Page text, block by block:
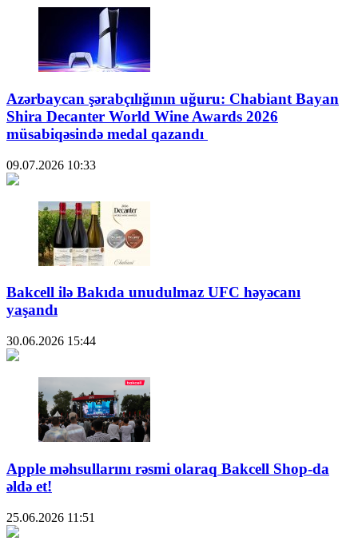
Azərbaycan şərabçılığının uğuru: Chabiant Bayan
Shira Decanter World Wine Awards 2026
müsabiqəsində medal qazandı
09.07.2026 10:33
Bakcell ilə Bakıda unudulmaz UFC həyəcanı
yaşandı
30.06.2026 15:44
Apple məhsullarını rəsmi olaraq Bakcell Shop-da
əldə et!
25.06.2026 11:51